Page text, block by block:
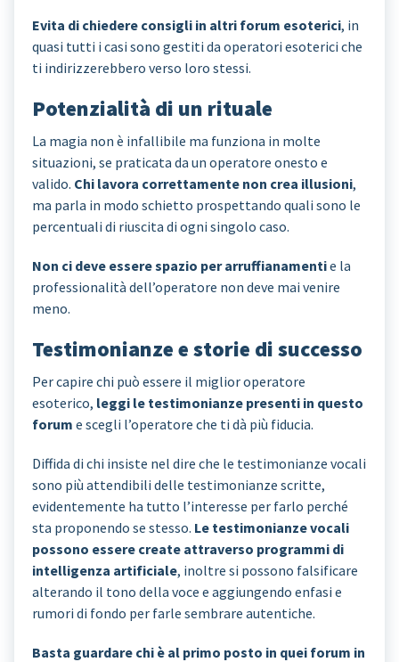
Evita di chiedere consigli in altri forum esoterici, in
quasi tutti i casi sono gestiti da operatori esoterici che
ti indirizzerebbero verso loro stessi.
Potenzialità di un rituale
La magia non è infallibile ma funziona in molte
situazioni, se praticata da un operatore onesto e
valido. Chi lavora correttamente non crea illusioni,
ma parla in modo schietto prospettando quali sono le
percentuali di riuscita di ogni singolo caso.
Non ci deve essere spazio per arruffianamentie la
professionalità dell’operatore non deve mai venire
meno.
Testimonianze e storie di successo
Per capire chi può essere il miglior operatore
esoterico, leggi le testimonianze presenti in questo
forum e scegli l’operatore che ti dà più fiducia.
Diffida di chi insiste nel dire che le testimonianze vocali
sono più attendibili delle testimonianze scritte,
evidentemente ha tutto l’interesse per farlo perché
sta proponendo se stesso. Le testimonianze vocali
possono essere create attraverso programmi di
intelligenza artificiale, inoltre si possono falsificare
alterando il tono della voce e aggiungendo enfasi e
rumori di fondo per farle sembrare autentiche.
Basta guardare chi è al primo posto in quei forum in